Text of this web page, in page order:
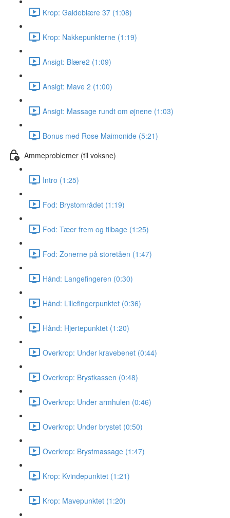
Krop: Galdeblære 37 (1:08)
Krop: Nakkepunkterne (1:19)
Ansigt: Blære2 (1:09)
Ansigt: Mave 2 (1:00)
Ansigt: Massage rundt om øjnene (1:03)
Bonus med Rose Maimonide (5:21)
Ammeproblemer (til voksne)
Intro (1:25)
Fod: Brystområdet (1:19)
Fod: Tæer frem og tilbage (1:25)
Fod: Zonerne på storetåen (1:47)
Hånd: Langefingeren (0:30)
Hånd: Lillefingerpunktet (0:36)
Hånd: Hjertepunktet (1:20)
Overkrop: Under kravebenet (0:44)
Overkrop: Brystkassen (0:48)
Overkrop: Under armhulen (0:46)
Overkrop: Under brystet (0:50)
Overkrop: Brystmassage (1:47)
Krop: Kvindepunktet (1:21)
Krop: Mavepunktet (1:20)